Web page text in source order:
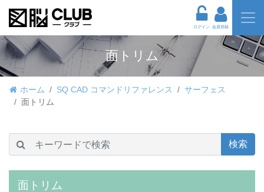
ログイン 会員登録
面トリム
ホーム SQ CAD コマンドリファレンス
サーフェス
面トリム
検索
面トリム